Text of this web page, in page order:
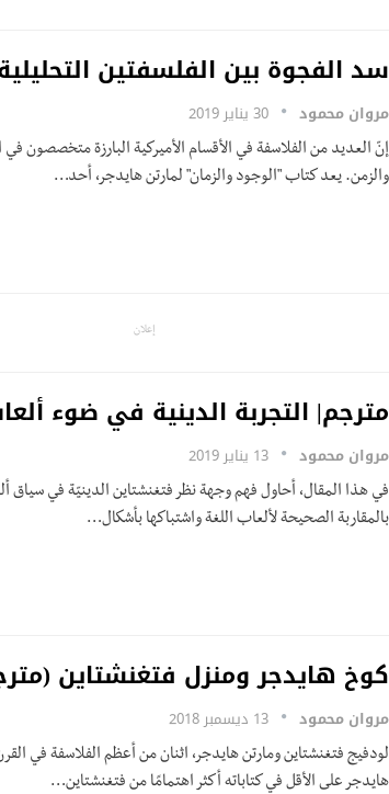
سد الفجوة بين الفلسفتين
مروان محمود 30 يناير 2019
إنّ العديد من الفلاسفة في الأقسام الأميركية البارزة متخصصون في
والزمن. يعد كتاب "الوجود والزمان" لمارتن هايدجر، أحد…
إعلان
مترجم| التجربة الدينية في ضوء
مروان محمود 13 يناير 2019
في هذا المقال، أحاول فهم وجهة نظر فتغنشتاين الدينيّة في سياق
بالمقاربة الصحيحة لألعاب اللغة واشتباكها بأشكال…
كوخ هايدجر ومنزل فتغنشتاين
مروان محمود 13 ديسمبر 2018
هايدجر على الأقل في كتاباته أكثر اهتمامًا من فتغنشتاين…